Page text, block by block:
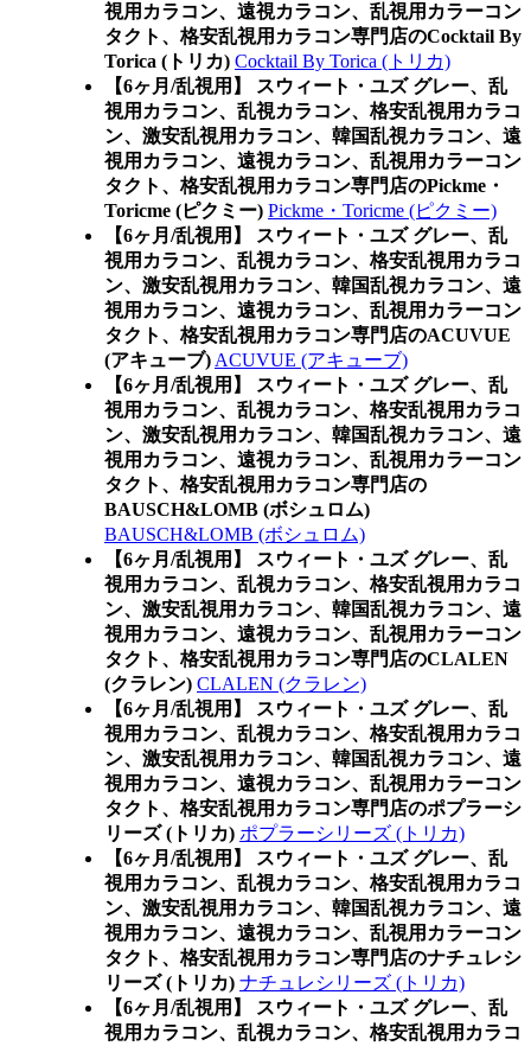
視用カラコン、遠視カラコン、乱視用カラーコン
タクト、格安乱視用カラコン専門店のCocktail By
Torica (トリカ) Cocktail By Torica (トリカ)
【6ヶ月/乱視用】 スウィート・ユズ グレー、乱
視用カラコン、乱視カラコン、格安乱視用カラコ
ン、激安乱視用カラコン、韓国乱視カラコン、遠
視用カラコン、遠視カラコン、乱視用カラーコン
タクト、格安乱視用カラコン専門店のPickme・
Toricme (ピクミー) Pickme・Toricme (ピクミー)
【6ヶ月/乱視用】 スウィート・ユズ グレー、乱
視用カラコン、乱視カラコン、格安乱視用カラコ
ン、激安乱視用カラコン、韓国乱視カラコン、遠
視用カラコン、遠視カラコン、乱視用カラーコン
タクト、格安乱視用カラコン専門店のACUVUE
(アキューブ) ACUVUE (アキューブ)
【6ヶ月/乱視用】 スウィート・ユズ グレー、乱
視用カラコン、乱視カラコン、格安乱視用カラコ
ン、激安乱視用カラコン、韓国乱視カラコン、遠
視用カラコン、遠視カラコン、乱視用カラーコン
タクト、格安乱視用カラコン専門店の
BAUSCH&LOMB (ボシュロム)
BAUSCH&LOMB (ボシュロム)
【6ヶ月/乱視用】 スウィート・ユズ グレー、乱
視用カラコン、乱視カラコン、格安乱視用カラコ
ン、激安乱視用カラコン、韓国乱視カラコン、遠
視用カラコン、遠視カラコン、乱視用カラーコン
タクト、格安乱視用カラコン専門店のCLALEN
(クラレン) CLALEN (クラレン)
【6ヶ月/乱視用】 スウィート・ユズ グレー、乱
視用カラコン、乱視カラコン、格安乱視用カラコ
ン、激安乱視用カラコン、韓国乱視カラコン、遠
視用カラコン、遠視カラコン、乱視用カラーコン
タクト、格安乱視用カラコン専門店のポプラーシ
リーズ (トリカ) ポプラーシリーズ (トリカ)
【6ヶ月/乱視用】 スウィート・ユズ グレー、乱
視用カラコン、乱視カラコン、格安乱視用カラコ
ン、激安乱視用カラコン、韓国乱視カラコン、遠
視用カラコン、遠視カラコン、乱視用カラーコン
タクト、格安乱視用カラコン専門店のナチュレシ
リーズ (トリカ) ナチュレシリーズ (トリカ)
【6ヶ月/乱視用】 スウィート・ユズ グレー、乱
視用カラコン、乱視カラコン、格安乱視用カラコ